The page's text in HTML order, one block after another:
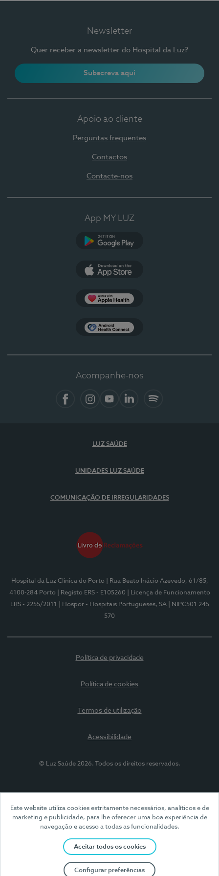
Este website utiliza cookies estritamente necessários, analíticos e de
marketing e publicidade, para lhe oferecer uma boa experiência de
navegação e acesso a todas as funcionalidades.
Aceitar todos os cookies
Configurar preferências
Newsletter
Quer receber a newsletter do Hospital da Luz?
Subscreva aqui
Apoio ao cliente
Perguntas frequentes
Contactos
Contacte-nos
App MY LUZ
Acompanhe-nos
LUZ SAÚDE
UNIDADES LUZ SAÚDE
COMUNICAÇÃO DE IRREGULARIDADES
Hospital da Luz Clínica do Porto
| Rua Beato Inácio Azevedo, 61/85,
4100-284 Porto
| Registo ERS - E105260
| Licença de Funcionamento
ERS - 2255/2011
| Hospor - Hospitais Portugueses, SA
| NIPC501 245
570
Política de privacidade
Política de cookies
Termos de utilização
Acessibilidade
© Luz Saúde 2026. Todos os direitos reservados.